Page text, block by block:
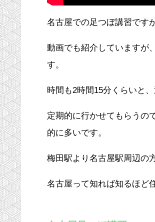
名古屋での足つぼ講習です
動画でも紹介していますが
す。
時間も2時間15分くらいと、
定期的に行かせてもらうの
的に多いです。
梅田駅より名古屋駅周辺の
名古屋って知れば知るほど